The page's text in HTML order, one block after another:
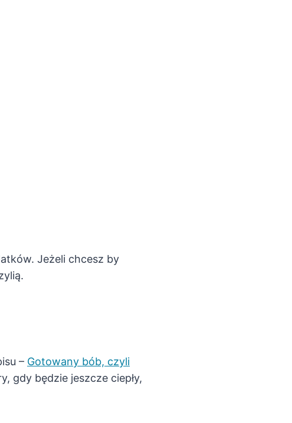
Jeżeli chcesz by
– Gotowany bób, czyli
gdy będzie jeszcze ciepły,